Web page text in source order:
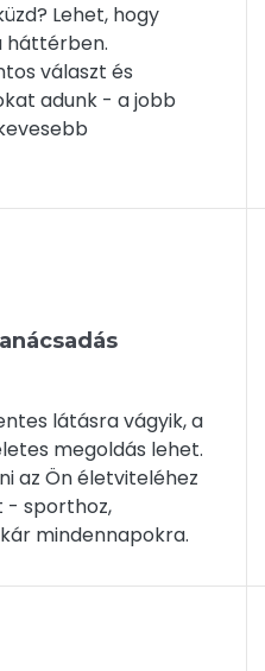
Lehet, hogy
háttérben.
választ és
adunk - a jobb
látásra vágyik, a
megoldás lehet.
az Ön életviteléhez
- sporthoz,
mindennapokra.